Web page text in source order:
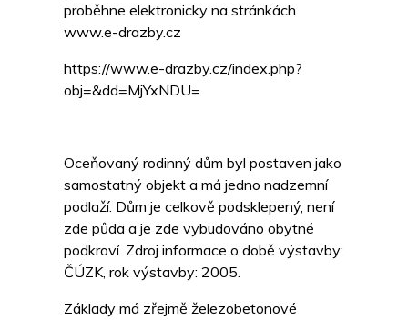
proběhne elektronicky na stránkách
www.e-drazby.cz
https://www.e-drazby.cz/index.php?
obj=&dd=MjYxNDU=
Oceňovaný rodinný dům byl postaven jako
samostatný objekt a má jedno nadzemní
podlaží. Dům je celkově podsklepený, není
zde půda a je zde vybudováno obytné
podkroví. Zdroj informace o době výstavby:
ČÚZK, rok výstavby: 2005.
Základy má zřejmě železobetonové